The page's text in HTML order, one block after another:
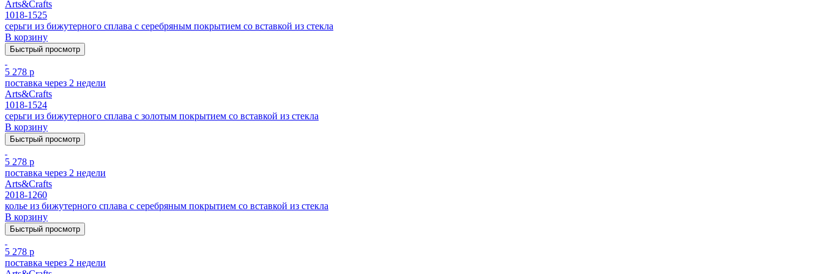
Arts&Crafts
1018-1525
серьги из бижутерного сплава с серебряным покрытием cо вставкой из стекла
В корзину
Быстрый просмотр
5 278 р
поставка через 2 недели
Arts&Crafts
1018-1524
серьги из бижутерного сплава с золотым покрытием cо вставкой из стекла
В корзину
Быстрый просмотр
5 278 р
поставка через 2 недели
Arts&Crafts
2018-1260
колье из бижутерного сплава с серебряным покрытием cо вставкой из стекла
В корзину
Быстрый просмотр
5 278 р
поставка через 2 недели